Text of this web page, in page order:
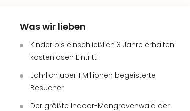
Was wir lieben
Kinder bis einschließlich 3 Jahre erhalten
kostenlosen Eintritt
Jährlich über 1 Millionen begeisterte
Besucher
Der größte Indoor-Mangrovenwald der